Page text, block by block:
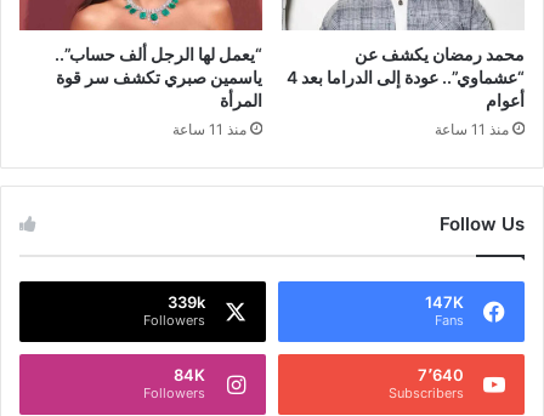
محمد رمضان يكشف عن
“عشماوي”.. عودة إلى الدراما بعد 4
أعوام
منذ 11 ساعة
“يعمل لها الرجل ألف حساب”..
ياسمين صبري تكشف سر قوة
المرأة
منذ 11 ساعة
Follow Us
147K
Fans
339k
Followers
7٬640
Subscribers
84K
Followers